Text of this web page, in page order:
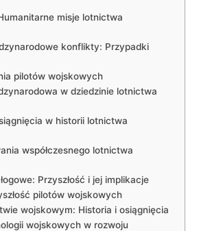
misje lotnictwa
konflikty: Przypadki
pilotów wojskowych
w dziedzinie lotnictwa
w historii lotnictwa
współczesnego lotnictwa
Przyszłość i jej implikacje
pilotów wojskowych
wojskowym: Historia i osiągnięcia
wojskowych w rozwoju